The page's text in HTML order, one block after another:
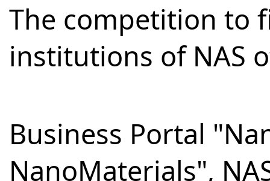
The competition to
institutions of NAS
Business Portal
NanoMaterials",